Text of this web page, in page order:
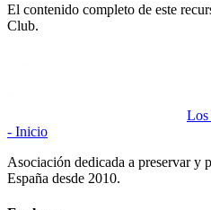
El contenido completo de este
Club.
Los
- Inicio
Asociación dedicada a preservar y
España desde 2010.